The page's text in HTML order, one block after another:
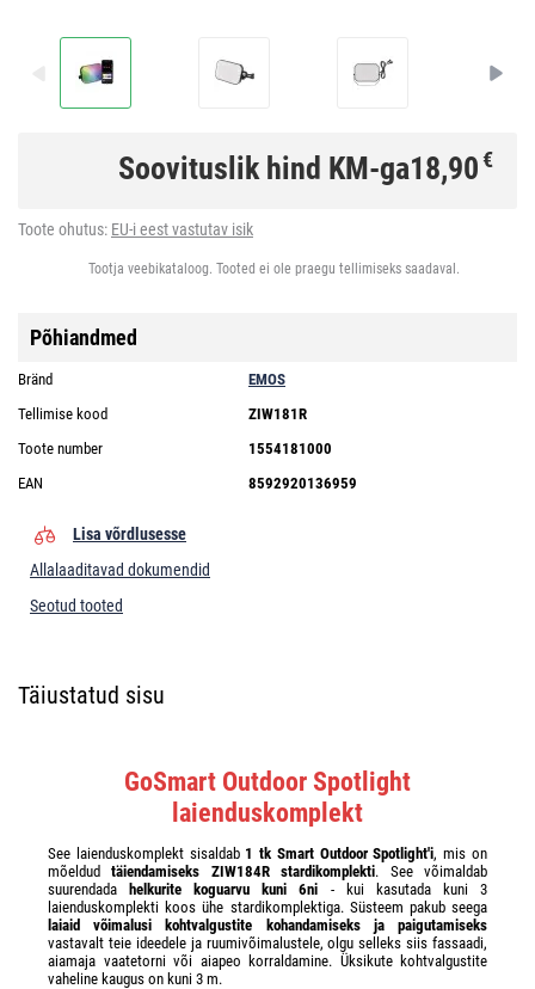
Soovituslik hind KM-ga18,90€
Toote ohutus: EU-i eest vastutav isik
Tootja veebikataloog. Tooted ei ole praegu tellimiseks saadaval.
Põhiandmed
Bränd
EMOS
Tellimise kood
ZIW181R
Toote number
1554181000
EAN
8592920136959
Lisa võrdlusesse
Allalaaditavad dokumendid
Seotud tooted
Täiustatud sisu
GoSmart Outdoor Spotlight
laienduskomplekt
See laienduskomplekt sisaldab 1 tk Smart Outdoor Spotlight'i, mis on
mõeldudtäiendamiseks ZIW184R stardikomplekti. See võimaldab
suurendada
helkurite koguarvu kuni 6ni - kui kasutada kuni 3
laienduskomplekti koos ühe stardikomplektiga. Süsteem pakub seega
laiaid võimalusi kohtvalgustite kohandamiseks ja paigutamiseks
vastavalt teie ideedele ja ruumivõimalustele, olgu selleks siis fassaadi,
aiamaja vaatetorni või aiapeo korraldamine. Üksikute kohtvalgustite
vaheline kaugus on kuni 3 m.